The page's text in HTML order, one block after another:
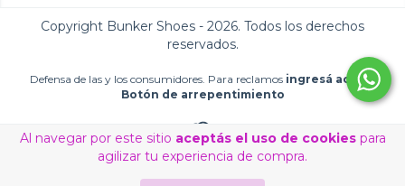
Al navegar por este sitio aceptás el uso de cookiespara
agilizar tu experiencia de compra.
Copyright Bunker Shoes - 2026. Todos los derechos
reservados.
Defensa de las y los consumidores. Para reclamos ingresá acá. /
Botón de arrepentimiento